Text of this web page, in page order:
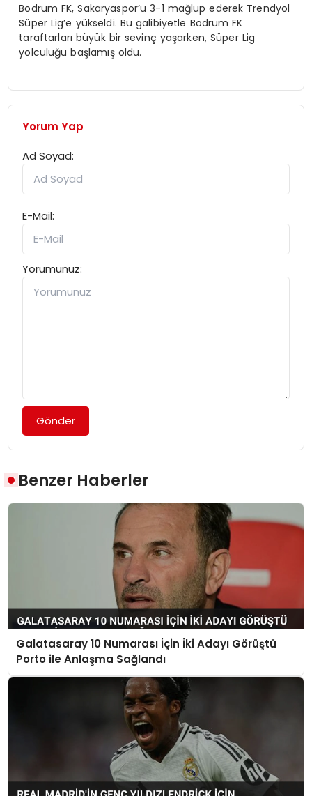
Bodrum FK, Sakaryaspor’u 3-1 mağlup ederek Trendyol
Süper Lig’e yükseldi. Bu galibiyetle Bodrum FK
taraftarları büyük bir sevinç yaşarken, Süper Lig
yolculuğu başlamış oldu.
Yorum Yap
Ad Soyad:
E-Mail:
Yorumunuz:
Gönder
Benzer Haberler
Galatasaray 10 Numarası İçin İki Adayı Görüştü
Porto ile Anlaşma Sağlandı